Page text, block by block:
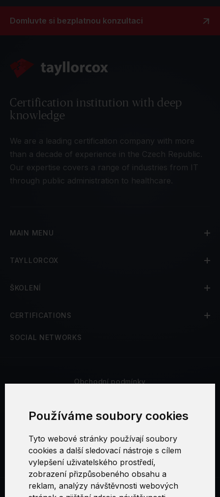
Používáme soubory cookies
Tyto webové stránky používají soubory
cookies a další sledovací nástroje s cílem
vylepšení uživatelského prostředí,
zobrazení přizpůsobeného obsahu a
reklam, analýzy návštěvnosti webových
Domluvte si bezplatnou konzultaci
Certification institution with deep
knowledge
We are a leading certification company with more
than a decade of experience in the Czech Republic.
Our expertise covers a range of industries from IT
through public administration to healthcare.
MAIN MENU
TAYLLORCOX
ŠKOLENÍ
CERTIFICATIONS
SOCIAL NETWORKS
Obchodní podmínky
Nastavení cookies